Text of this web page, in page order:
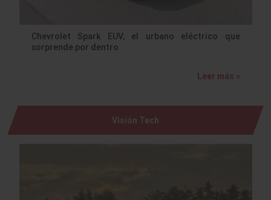
Chevrolet Spark EUV, el urbano eléctrico que
sorprende por dentro
Leer más »
Visión Tech